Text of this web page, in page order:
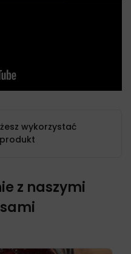
wykorzystać
z naszymi